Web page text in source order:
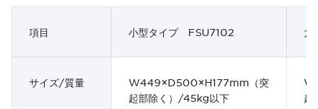
項目 小型タイプ FSU7102 大
サイズ/質量
W449×D500×H177mm（突
起部除く）/45kg以下
起